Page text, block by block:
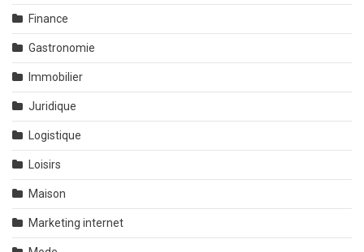
Finance
Gastronomie
Immobilier
Juridique
Logistique
Loisirs
Maison
Marketing internet